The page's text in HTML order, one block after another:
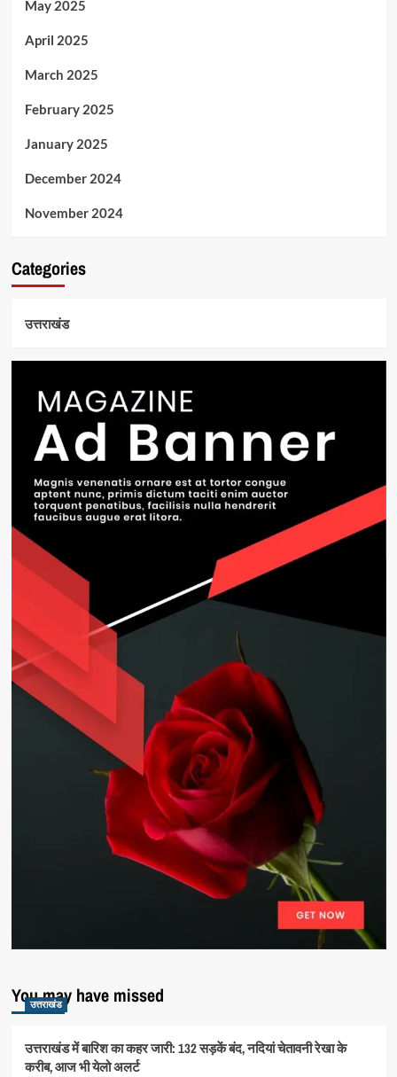
May 2025
April 2025
March 2025
February 2025
January 2025
December 2024
November 2024
Categories
उत्तराखंड
You may have missed
उत्तराखंड
उत्तराखंड में बारिश का कहर जारी: 132 सड़कें बंद, नदियां चेतावनी रेखा के
करीब, आज भी येलो अलर्ट